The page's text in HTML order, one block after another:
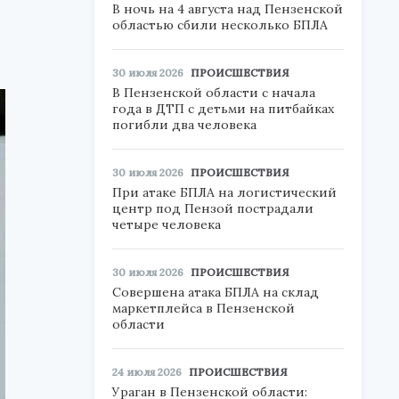
В ночь на 4 августа над Пензенской
областью сбили несколько БПЛА
30 июля 2026 ПРОИСШЕСТВИЯ
В Пензенской области с начала
года в ДТП с детьми на питбайках
погибли два человека
30 июля 2026 ПРОИСШЕСТВИЯ
При атаке БПЛА на логистический
центр под Пензой пострадали
четыре человека
30 июля 2026 ПРОИСШЕСТВИЯ
Совершена атака БПЛА на склад
маркетплейса в Пензенской
области
24 июля 2026 ПРОИСШЕСТВИЯ
Ураган в Пензенской области: